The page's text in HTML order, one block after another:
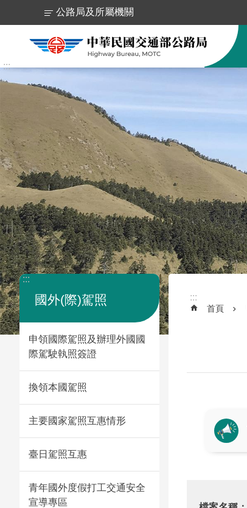
跳到主要內容區塊
跳
到
內
容
區
塊
:::
公路局及所屬機關
:::
國外(際)駕照
申領國際駕照及辦理外國國
際駕駛執照簽證
換領本國駕照
主要國家駕照互惠情形
臺日駕照互惠
青年國外度假打工交通安全
宣導專區
:::
首頁